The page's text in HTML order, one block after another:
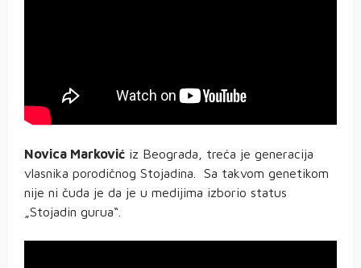
Novica Marković iz Beograda, treća je generacija
vlasnika porodičnog Stojadina. Sa takvom genetikom
nije ni čuda je da je u medijima izborio status
„Stojadin gurua“.